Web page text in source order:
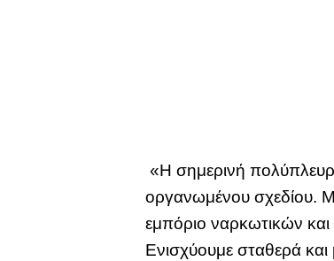
«Η σημερινή
οργανωμένου σχεδίου.
εμπόριο ναρκωτικών και
Ενισχύουμε σταθερά και